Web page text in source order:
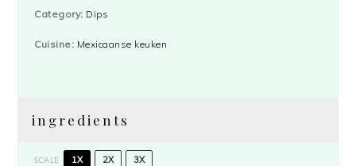
Category: Dips
Cuisine: Mexicaanse keuken
ingredients
SCALE 1X 2X 3X